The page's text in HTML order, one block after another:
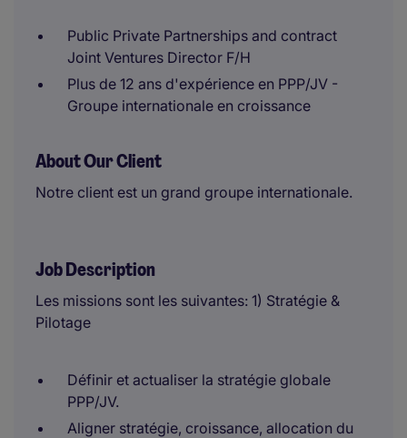
Public Private Partnerships and contract
Joint Ventures Director F/H
Plus de 12 ans d'expérience en PPP/JV -
Groupe internationale en croissance
About Our Client
Notre client est un grand groupe internationale.
Job Description
Les missions sont les suivantes: 1) Stratégie &
Pilotage
Définir et actualiser la stratégie globale
PPP/JV.
Aligner stratégie, croissance, allocation du